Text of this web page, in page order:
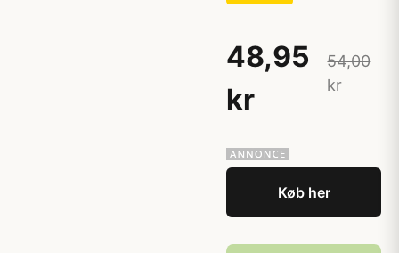
48,95
kr
54,00
kr
Køb her